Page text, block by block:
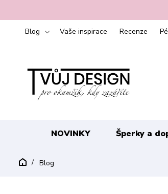
Blog Vaše inspirace Recenze
NOVINKY Šperky a
Blog